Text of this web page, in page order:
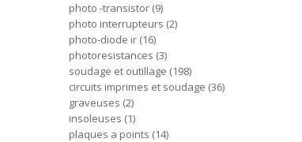
photo -transistor 9
photo interrupteurs 2
photo-diode ir 16
photoresistances 3
soudage et outillage 198
circuits imprimes et soudage 36
graveuses 2
insoleuses 1
plaques a points 14